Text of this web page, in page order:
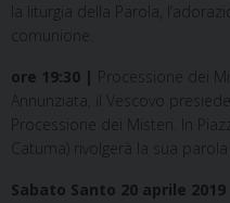
la liturgia della Parola,
comunione.
ore 19:30 | Processione dei
Annunziata, il Vescovo
Processione dei Misteri. In
Catuma) rivolgerà la sua
Sabato Santo 20 aprile 2019